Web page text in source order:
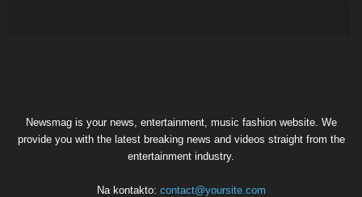
Newsmag is your news, entertainment, music fashion website. We
provide you with the latest breaking news and videos straight from the
entertainment industry.
Na kontakto: contact@yoursite.com